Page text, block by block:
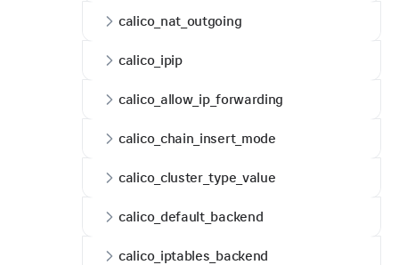
calico_nat_outgoing
calico_ipip
calico_allow_ip_forwarding
calico_chain_insert_mode
calico_cluster_type_value
calico_default_backend
calico_iptables_backend